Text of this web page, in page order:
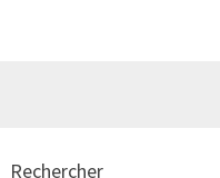
Rechercher